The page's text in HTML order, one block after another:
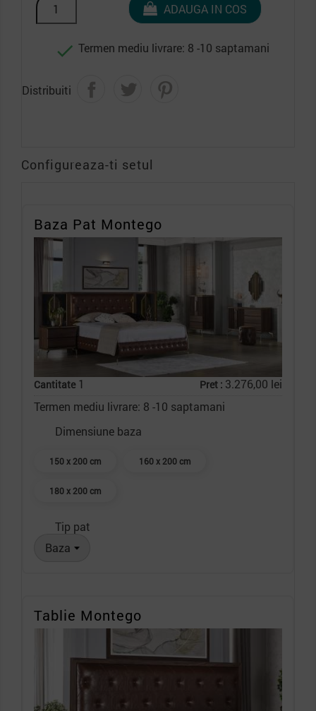
ADAUGA IN COS
 Termen mediu livrare: 8 -10 saptamani
Distribuiti
Configureaza-ti setul
Baza Pat Montego
Cantitate1 Pret : 3.276,00 lei
Termen mediu livrare: 8 -10 saptamani
Dimensiune baza
150 x 200 cm 160 x 200 cm
180 x 200 cm
Tip pat
Tablie Montego